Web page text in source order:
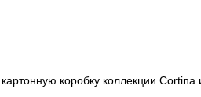
коробку коллекции Cortina